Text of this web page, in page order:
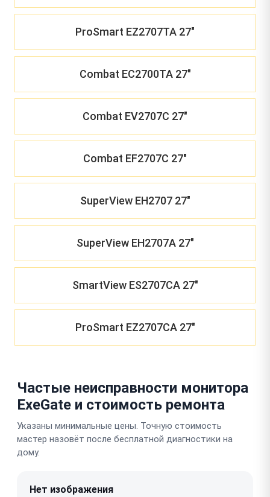
ProSmart EZ2707TA 27"
Combat EC2700TA 27"
Combat EV2707C 27"
Combat EF2707C 27"
SuperView EH2707 27"
SuperView EH2707A 27"
SmartView ES2707CA 27"
ProSmart EZ2707CA 27"
Частые неисправности монитора
ExeGate и стоимость ремонта
Указаны минимальные цены. Точную стоимость
мастер назовёт после бесплатной диагностики на
дому.
Нет изображения